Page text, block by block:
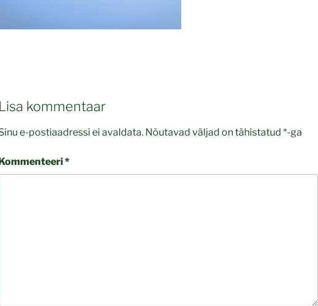
Lisa kommentaar
e-postiaadressi ei avaldata. Nõutavad väljad on tähistatud *-ga
*